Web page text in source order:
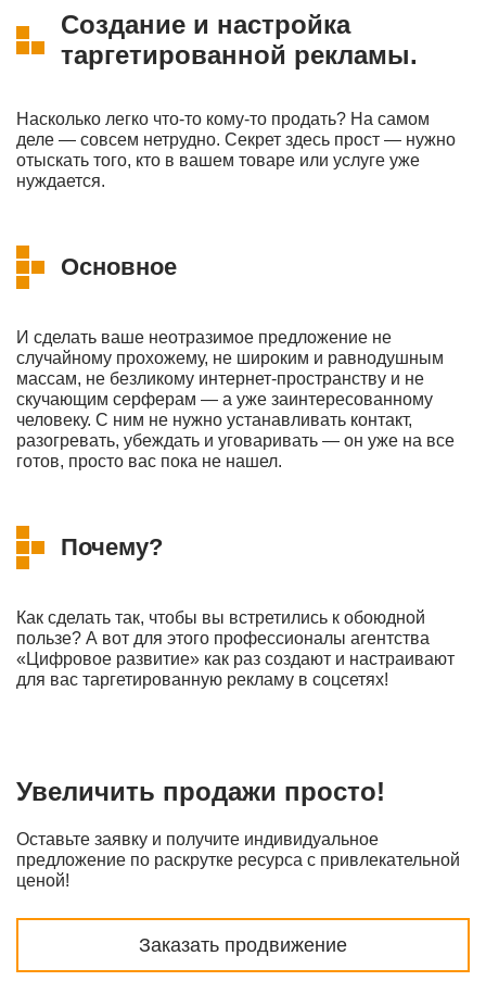
Создание и настройка
таргетированной рекламы.
Насколько легко что-то кому-то продать? На самом
деле — совсем нетрудно. Секрет здесь прост — нужно
отыскать того, кто в вашем товаре или услуге уже
нуждается.
Основное
И сделать ваше неотразимое предложение не
случайному прохожему, не широким и равнодушным
массам, не безликому интернет-пространству и не
скучающим серферам — а уже заинтересованному
человеку. С ним не нужно устанавливать контакт,
разогревать, убеждать и уговаривать — он уже на все
готов, просто вас пока не нашел.
Почему?
Как сделать так, чтобы вы встретились к обоюдной
пользе? А вот для этого профессионалы агентства
«Цифровое развитие» как раз создают и настраивают
для вас таргетированную рекламу в соцсетях!
Увеличить продажи просто!
Оставьте заявку и получите индивидуальное
предложение по раскрутке ресурса с привлекательной
ценой!
Заказать продвижение